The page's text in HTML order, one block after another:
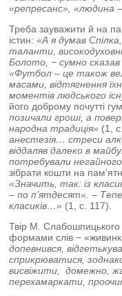
«репресанс», «людина
Треба зауважити й на
істин: «А я думав
таланти,
Болото, − сумно
«Футбол – це також
масами, відтягнення
моментів людського
його доброму почутті
позичали гроші, а
народна традиція» (1,
анестезія… стреси
віддаляв далеко в
потребували негайного
зібрати кошти на
«Значить, так: із
– по п’ятдесят». –
класиків…» (1, с. 117).
Твір М.
формами слів −
допевнився,
сприкрюватися,
висвіжити, домежно,
перехамаркати,